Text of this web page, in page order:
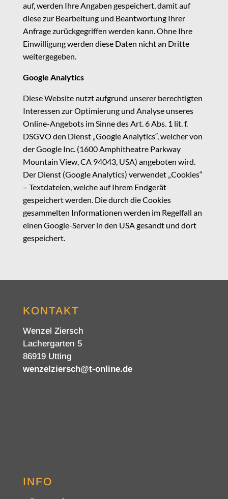
auf, werden Ihre Angaben gespeichert, damit auf
diese zur Bearbeitung und Beantwortung Ihrer
Anfrage zurückgegriffen werden kann. Ohne Ihre
Einwilligung werden diese Daten nicht an Dritte
weitergegeben.
Google Analytics
Diese Website nutzt aufgrund unserer berechtigten
Interessen zur Optimierung und Analyse unseres
Online-Angebots im Sinne des Art. 6 Abs. 1 lit. f.
DSGVO den Dienst „Google Analytics“, welcher von
der Google Inc. (1600 Amphitheatre Parkway
Mountain View, CA 94043, USA) angeboten wird.
Der Dienst (Google Analytics) verwendet „Cookies“
– Textdateien, welche auf Ihrem Endgerät
gespeichert werden. Die durch die Cookies
gesammelten Informationen werden im Regelfall an
einen Google-Server in den USA gesandt und dort
gespeichert.
KONTAKT
Wenzel Ziersch
Lachergarten 5
86919 Utting
wenzelziersch@t-online.de
INFO